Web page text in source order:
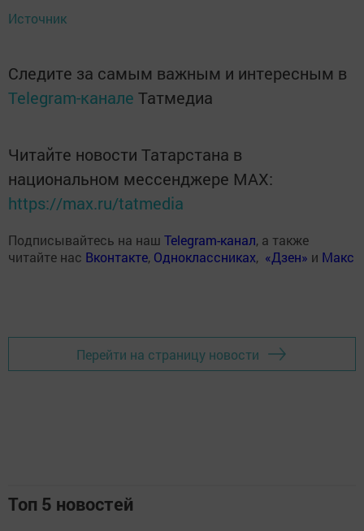
Источник
Следите за самым важным и интересным в
Telegram-канале Татмедиа
Читайте новости Татарстана в
национальном мессенджере MАХ:
https://max.ru/tatmedia
Подписывайтесь на наш Telegram-канал, а также
читайте нас Вконтакте, Одноклассниках, «Дзен» и Макс
Перейти на страницу новости
Топ 5 новостей